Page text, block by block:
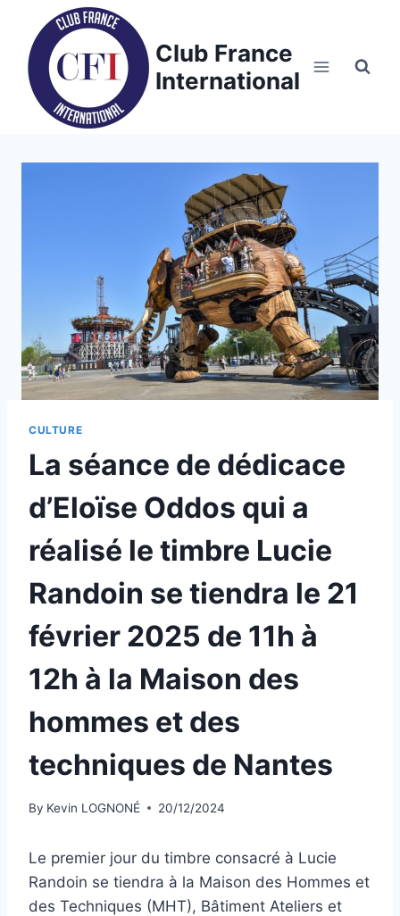
content
Club France
International
CULTURE
La séance de dédicace
d’Eloïse Oddos qui a
réalisé le timbre Lucie
Randoin se tiendra le 21
février 2025 de 11h à
12h à la Maison des
hommes et des
techniques de Nantes
By Kevin LOGNONÉ 20/12/2024
Le premier jour du timbre consacré à Lucie
Randoin se tiendra à la Maison des Hommes et
des Techniques (MHT), Bâtiment Ateliers et